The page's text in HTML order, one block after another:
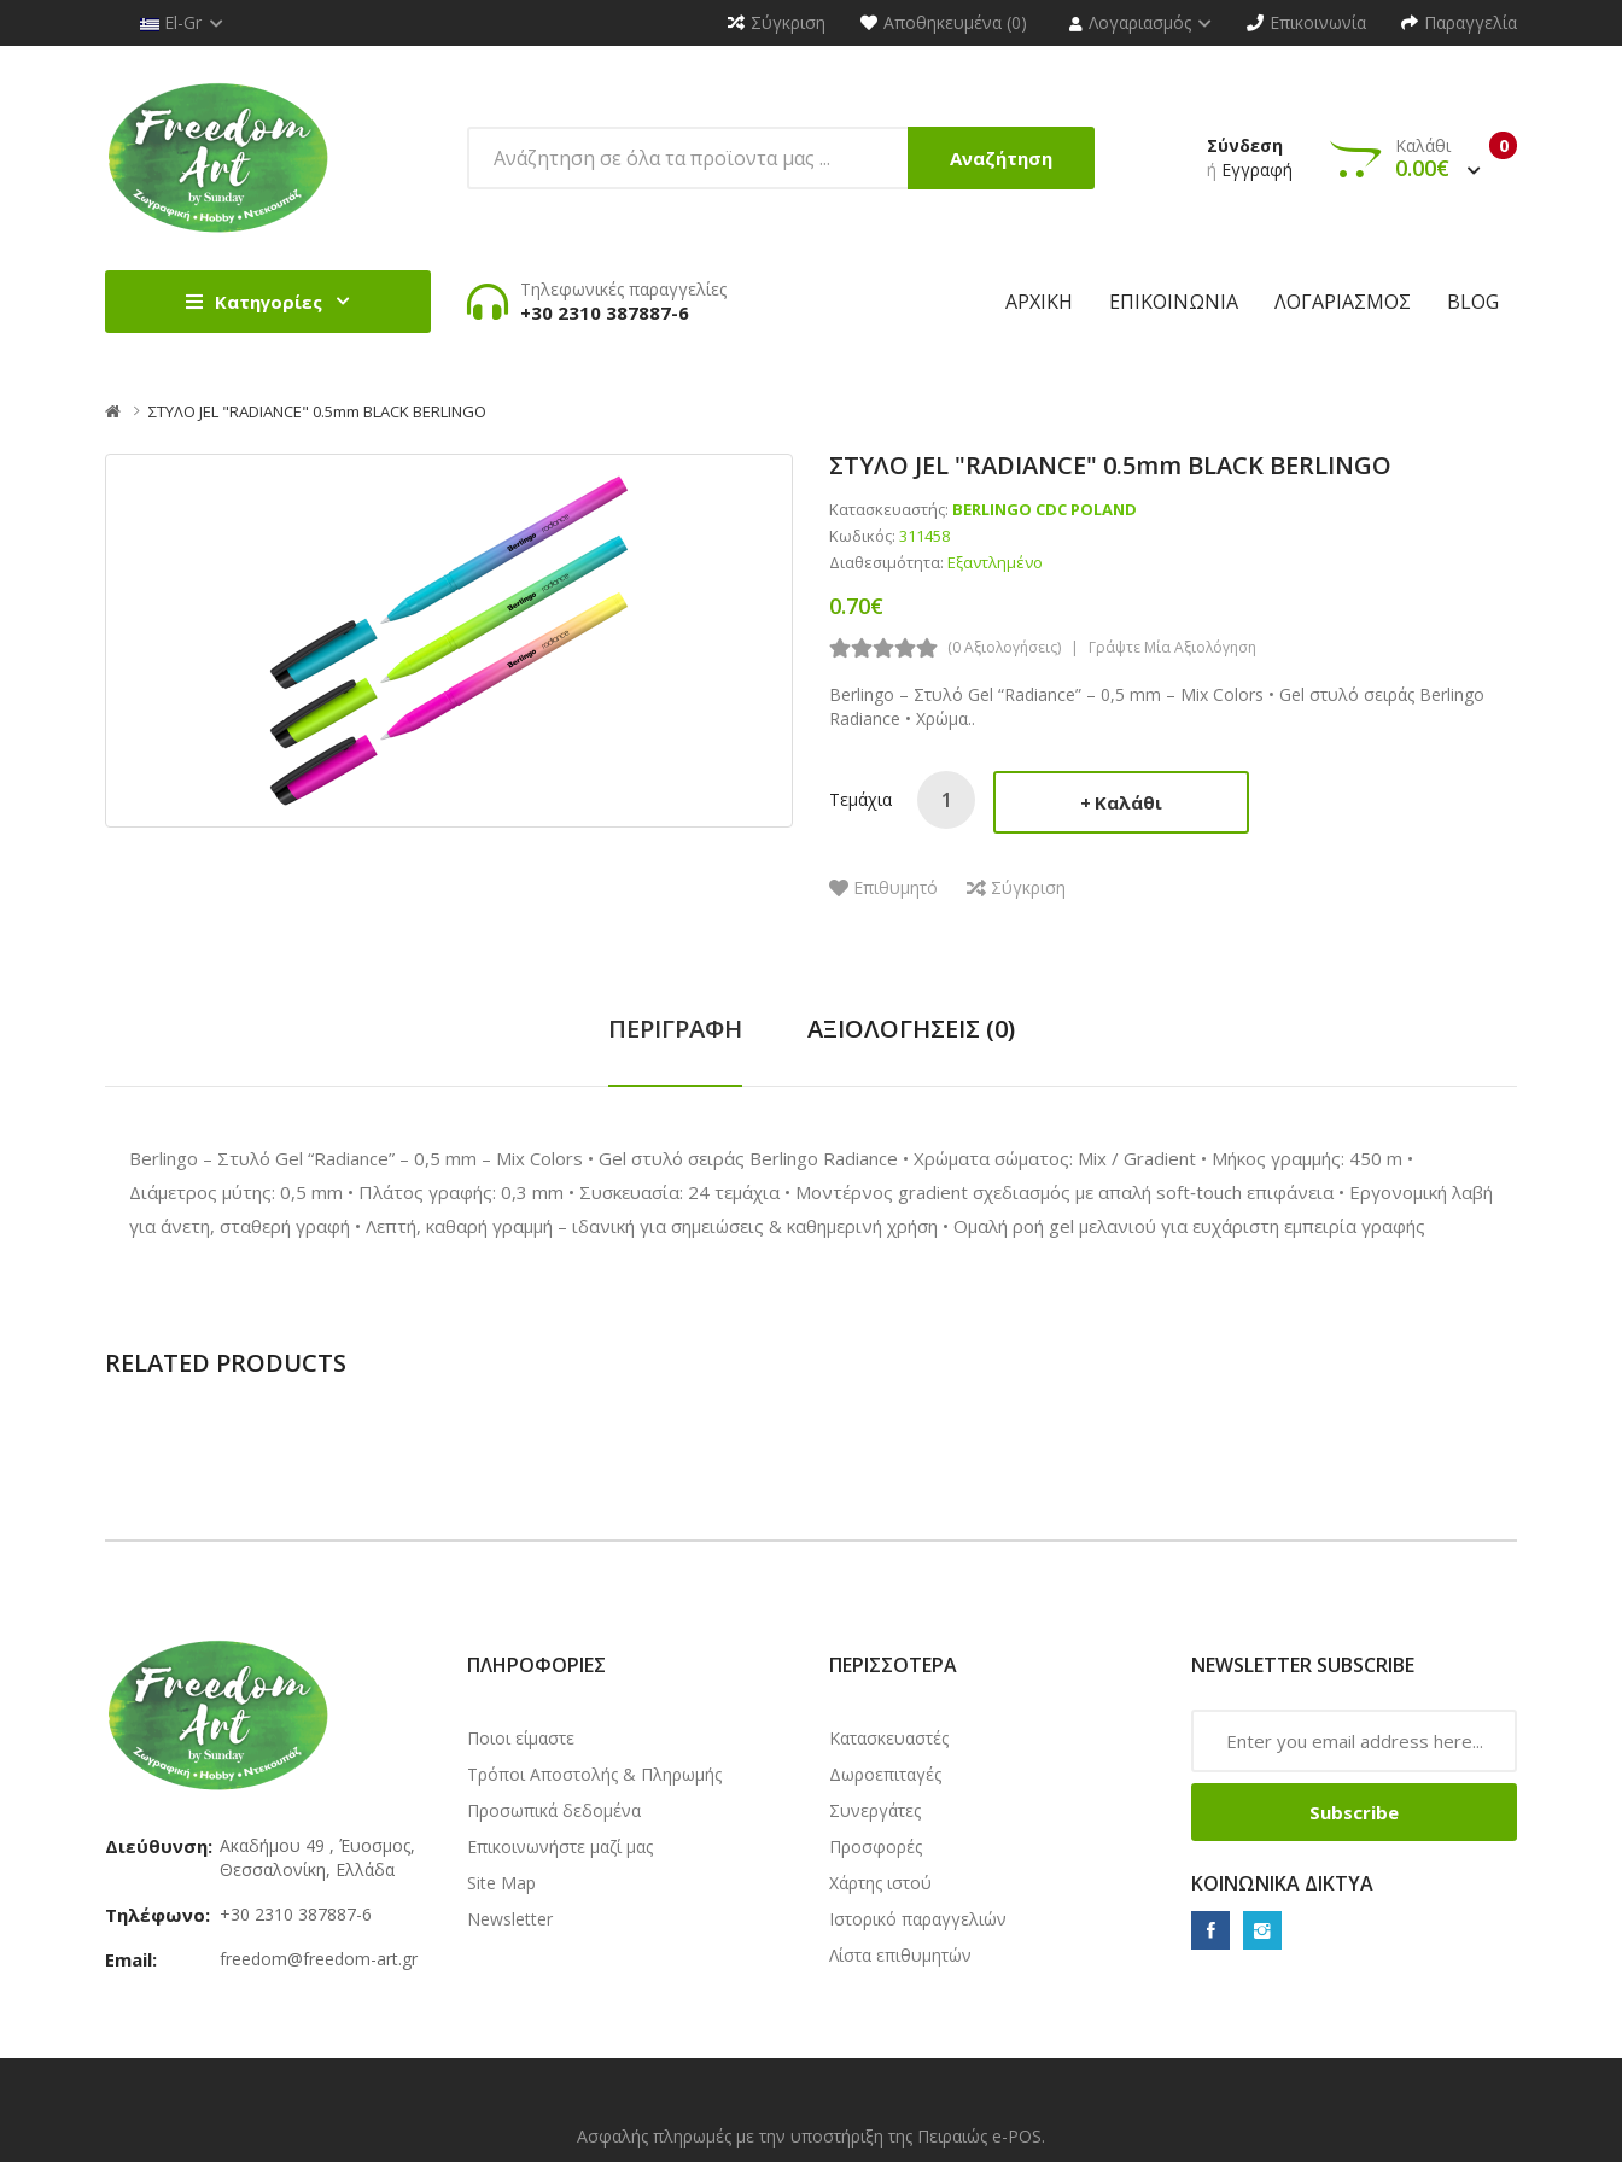
El-Gr Σύγκριση Αποθηκευμένα (0) Λογαριασμός Επικοινωνία Παραγγελία
Σύνδεση
ή Εγγραφή
0
Καλάθι
0.00€
Αναζήτηση
Κατηγορίες
Τηλεφωνικές παραγγελίες
+30 2310 387887-6 ΑΡΧΙΚΉ ΕΠΙΚΟΙΝΩΝΊΑ ΛΟΓΑΡΙΑΣΜΌΣ BLOG
ΣΤΥΛΟ JEL "RADIANCE" 0.5mm BLACK BERLINGO
ΣΤΥΛΟ JEL "RADIANCE" 0.5mm BLACK BERLINGO
Κατασκευαστής: BERLINGO CDC POLAND
Κωδικός: 311458
Διαθεσιμότητα: Εξαντλημένο
0.70€
(0 Αξιολογήσεις) Γράψτε Μία Αξιολόγηση
Berlingo – Στυλό Gel “Radiance” – 0,5 mm – Mix Colors • Gel στυλό σειράς Berlingo
Radiance • Χρώμα..
Τεμάχια Καλάθι
Επιθυμητό Σύγκριση
ΠΕΡΙΓΡΑΦΉ ΑΞΙΟΛΟΓΉΣΕΙΣ (0)
Berlingo – Στυλό Gel “Radiance” – 0,5 mm – Mix Colors • Gel στυλό σειράς Berlingo Radiance • Χρώματα σώματος: Mix / Gradient • Μήκος γραμμής: 450 m •
Διάμετρος μύτης: 0,5 mm • Πλάτος γραφής: 0,3 mm • Συσκευασία: 24 τεμάχια • Μοντέρνος gradient σχεδιασμός με απαλή soft‑touch επιφάνεια • Εργονομική λαβή
για άνετη, σταθερή γραφή • Λεπτή, καθαρή γραμμή – ιδανική για σημειώσεις & καθημερινή χρήση • Ομαλή ροή gel μελανιού για ευχάριστη εμπειρία γραφής
RELATED PRODUCTS
Διεύθυνση: Ακαδήμου 49 , Έυοσμος,
Θεσσαλονίκη, Ελλάδα
Τηλέφωνο: +30 2310 387887-6
Email: freedom@freedom-art.gr
ΠΛΗΡΟΦΟΡΊΕΣ
Ποιοι είμαστε
Τρόποι Αποστολής & Πληρωμής
Προσωπικά δεδομένα
Επικοινωνήστε μαζί μας
Site Map
Newsletter
ΠΕΡΙΣΣΌΤΕΡΑ
Κατασκευαστές
Δωροεπιταγές
Συνεργάτες
Προσφορές
Χάρτης ιστού
Ιστορικό παραγγελιών
Λίστα επιθυμητών
NEWSLETTER SUBSCRIBE
Subscribe
ΚΟΙΝΩΝΙΚΆ ΔΊΚΤΥΑ
Ασφαλής πληρωμές με την υποστήριξη της Πειραιώς e-POS.